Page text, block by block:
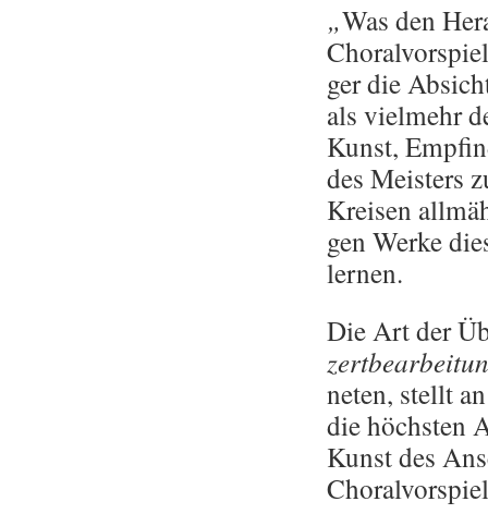
„Was den
ger die
als viel­mehr
Kunst,
des Meis­ters
Krei­sen
gen Werke
ler­nen.
Die Art der
ne­ten, stellt
die höchs­ten
Kunst des